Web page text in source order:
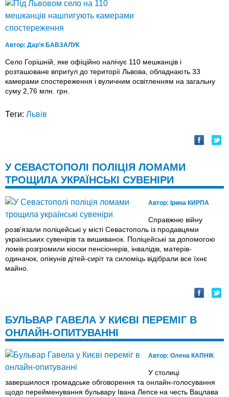
Автор: Дар’я БАВЗАЛУК
Село Горішній, яке офіційно налічує 110 мешканців і
розташоване впритул до території Львова, обладнають 33
камерами спостереження і вуличним освітленням на загальну
суму 2,76 млн. грн.
Теги: Львів
У СЕВАСТОПОЛІ ПОЛІЦІЯ ЛОМАМИ
ТРОЩИЛА УКРАЇНСЬКІ СУВЕНІРИ
Автор: Ірина КИРПА
Справжню війну
розв’язали поліцейські у місті Севастополь із продавцями
українських сувенірів та вишиванок. Поліцейські за допомогою
ломів розгромили кіоски пенсіонерів, інвалідів, матерів-
одиначок, опікунів дітей-сиріт та силоміць відібрали все їхнє
майно.
БУЛЬВАР ГАВЕЛА У КИЄВІ ПЕРЕМІГ В
ОНЛАЙН-ОПИТУВАННІ
Автор: Олена КАПНІК
У столиці
завершилося громадське обговорення та онлайн-голосування
щодо перейменування бульвару Івана Лепсе на честь Вацлава